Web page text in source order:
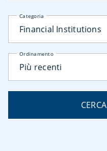
Categoria
Financial Institutions
Ordinamento
Più recenti
CERCA